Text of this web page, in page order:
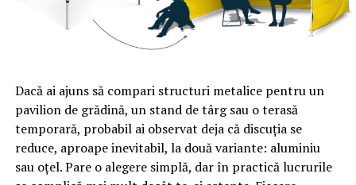
Dacă ai ajuns să compari structuri metalice pentru un
pavilion de grădină, un stand de târg sau o terasă
temporară, probabil ai observat deja că discuția se
reduce, aproape inevitabil, la două variante: aluminiu
sau oțel. Pare o alegere simplă, dar în practică lucrurile